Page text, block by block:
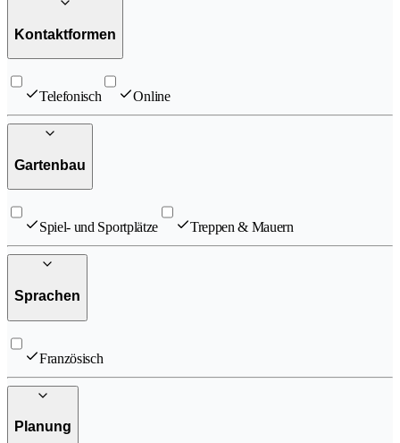
Kontaktformen
Telefonisch Online
Gartenbau
Spiel- und Sportplätze Treppen & Mauern
Sprachen
Französisch
Planung